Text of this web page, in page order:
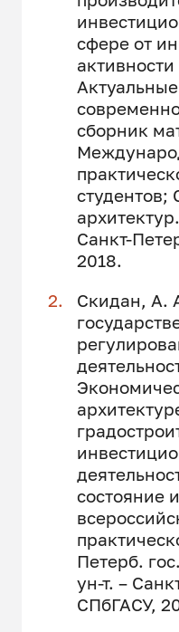
сфере от
сборник
студентов;
Санкт-
2018.
Скидан, А.
состояние
Петерб.
ун-т. –
СПбГАСУ,